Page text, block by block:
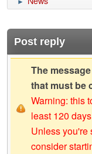
►
Post reply
The
that must be
Warning: this
least 120
Unless you're
consider